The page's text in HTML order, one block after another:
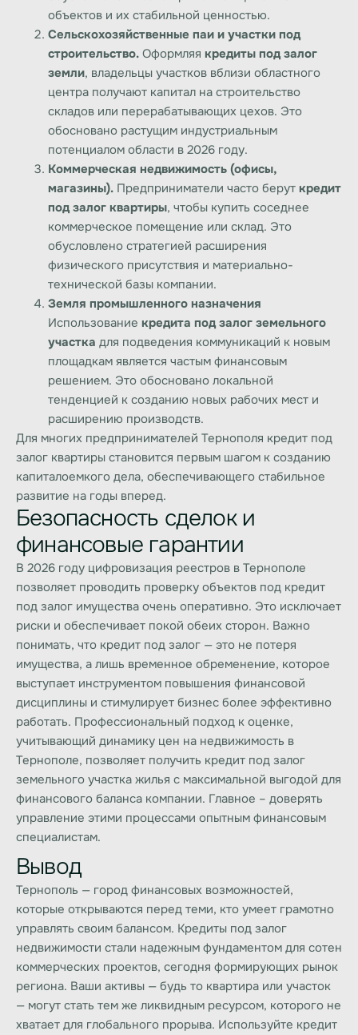
объектов и их стабильной ценностью.
Сельскохозяйственные паи и участки под
строительство. Оформляя кредиты под залог
земли, владельцы участков вблизи областного
центра получают капитал на строительство
складов или перерабатывающих цехов. Это
обосновано растущим индустриальным
потенциалом области в 2026 году.
Коммерческая недвижимость (офисы,
магазины). Предприниматели часто берут кредит
под залог квартиры, чтобы купить соседнее
коммерческое помещение или склад. Это
обусловлено стратегией расширения
физического присутствия и материально-
технической базы компании.
Земля промышленного назначения
Использование кредита под залог земельного
участка для подведения коммуникаций к новым
площадкам является частым финансовым
решением. Это обосновано локальной
тенденцией к созданию новых рабочих мест и
расширению производств.
Для многих предпринимателей Тернополя кредит под
залог квартиры становится первым шагом к созданию
капиталоемкого дела, обеспечивающего стабильное
развитие на годы вперед.
Безопасность сделок и
финансовые гарантии
В 2026 году цифровизация реестров в Тернополе
позволяет проводить проверку объектов под кредит
под залог имущества очень оперативно. Это исключает
риски и обеспечивает покой обеих сторон. Важно
понимать, что кредит под залог — это не потеря
имущества, а лишь временное обременение, которое
выступает инструментом повышения финансовой
дисциплины и стимулирует бизнес более эффективно
работать. Профессиональный подход к оценке,
учитывающий динамику цен на недвижимость в
Тернополе, позволяет получить кредит под залог
земельного участка жилья с максимальной выгодой для
финансового баланса компании. Главное – доверять
управление этими процессами опытным финансовым
специалистам.
Вывод
Тернополь — город финансовых возможностей,
которые открываются перед теми, кто умеет грамотно
управлять своим балансом. Кредиты под залог
недвижимости стали надежным фундаментом для сотен
коммерческих проектов, сегодня формирующих рынок
региона. Ваши активы — будь то квартира или участок
— могут стать тем же ликвидным ресурсом, которого не
хватает для глобального прорыва. Используйте кредит